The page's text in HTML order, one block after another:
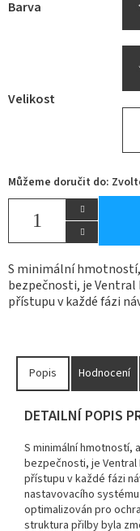
Barva
Velikost
Můžeme doručit do:
S minimální
bezpečnosti, je
přístupu v každé fázi
Popis Hodnocení
DETAILNÍ POPIS
S minimální hmotností,
bezpečnosti, je
přístupu v každé fázi
nastavovacího
optimalizován pro
struktura přilby byla